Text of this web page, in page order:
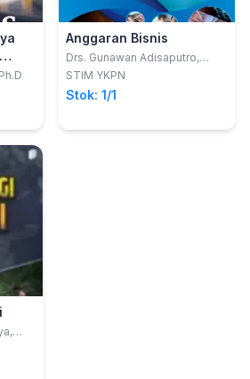
Anggaran Bisnis
Drs. Gunawan Adisaputro,
M.B.A.
STIM YKPN
Stok: 1/1